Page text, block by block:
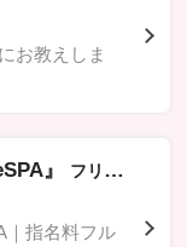
お教えしま
』
フリガナ
｜指名料フル